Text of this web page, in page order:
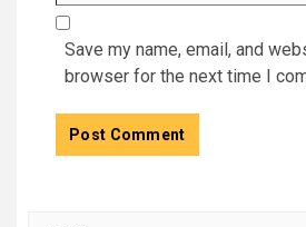
Save my name, email, and
browser for the next time I